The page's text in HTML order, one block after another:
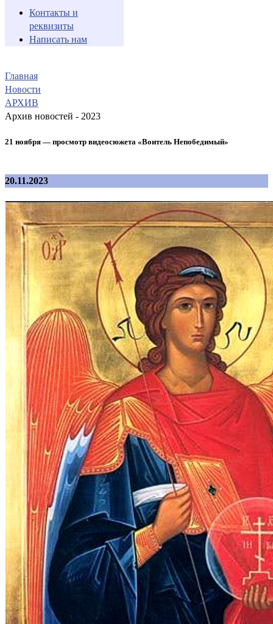
Контакты и
реквизиты
Написать нам
Главная
Новости
АРХИВ
Архив новостей - 2023
21 ноября — просмотр видеосюжета «Воитель Непобедимый»
20.11.2023